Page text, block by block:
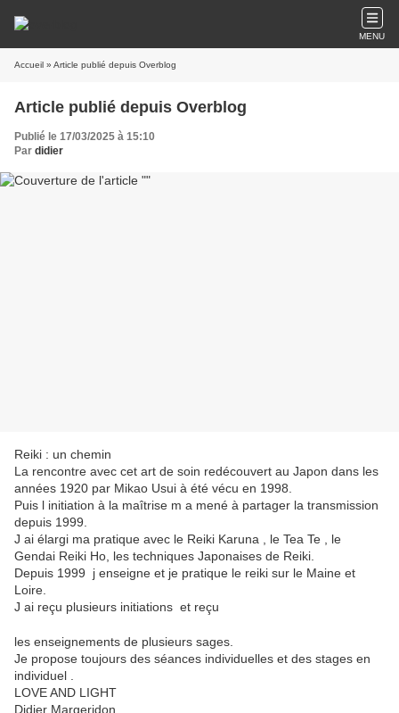
MENU
Accueil » Article publié depuis Overblog
Article publié depuis Overblog
Publié le 17/03/2025 à 15:10
Par didier
Reiki : un chemin
La rencontre avec cet art de soin redécouvert au Japon dans les
années 1920 par Mikao Usui à été vécu en 1998.
Puis l initiation à la maîtrise m a mené à partager la transmission
depuis 1999.
J ai élargi ma pratique avec le Reiki Karuna , le Tea Te , le
Gendai Reiki Ho, les techniques Japonaises de Reiki.
Depuis 1999 j enseigne et je pratique le reiki sur le Maine et
Loire.
J ai reçu plusieurs initiations et reçu
les enseignements de plusieurs sages.
Je propose toujours des séances individuelles et des stages en
individuel .
LOVE AND LIGHT
Didier Margeridon